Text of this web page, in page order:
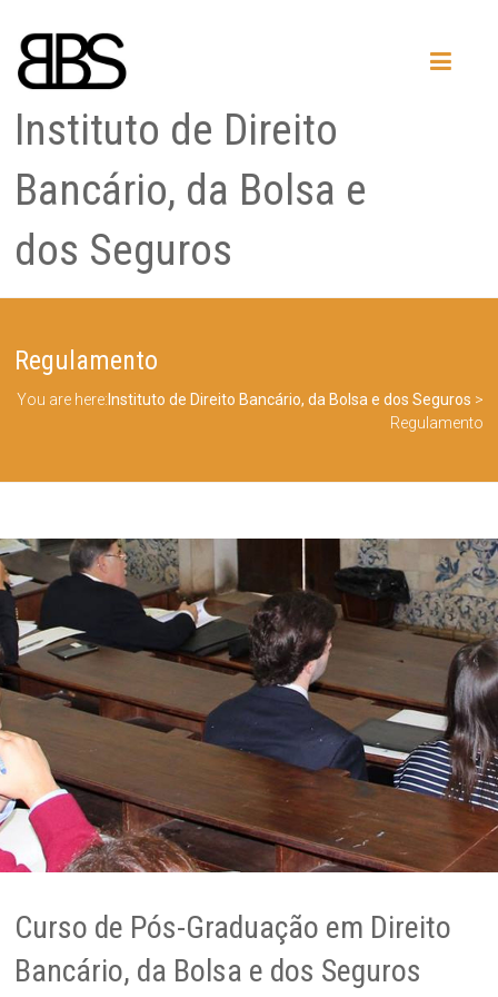
Instituto de Direito
Bancário, da Bolsa e
dos Seguros
Regulamento
You are here: Instituto de Direito Bancário, da Bolsa e dos Seguros >
Regulamento
Curso de Pós-Graduação em Direito
Bancário, da Bolsa e dos Seguros